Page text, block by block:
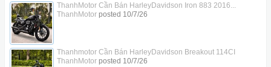
ThanhMotor Cần Bán HarleyDavidson Iron 883 2016...
ThanhMotorposted 10/7/26
Thanhmotor Cần Bán HarleyDavidson Breakout 114CI
ThanhMotorposted 10/7/26